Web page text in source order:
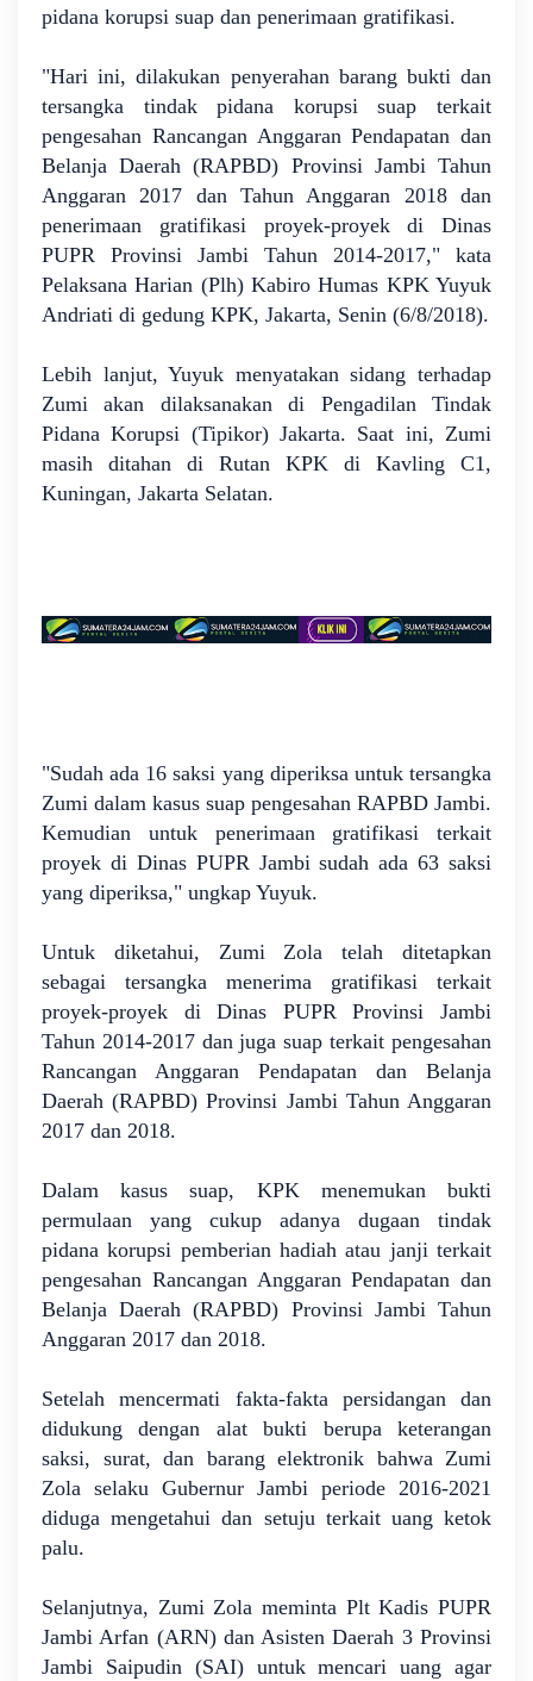
pidana korupsi suap dan penerimaan gratifikasi.
"Hari ini, dilakukan penyerahan barang bukti dan
tersangka tindak pidana korupsi suap terkait
pengesahan Rancangan Anggaran Pendapatan dan
Belanja Daerah (RAPBD) Provinsi Jambi Tahun
Anggaran 2017 dan Tahun Anggaran 2018 dan
penerimaan gratifikasi proyek-proyek di Dinas
PUPR Provinsi Jambi Tahun 2014-2017," kata
Pelaksana Harian (Plh) Kabiro Humas KPK Yuyuk
Andriati di gedung KPK, Jakarta, Senin (6/8/2018).
Lebih lanjut, Yuyuk menyatakan sidang terhadap
Zumi akan dilaksanakan di Pengadilan Tindak
Pidana Korupsi (Tipikor) Jakarta. Saat ini, Zumi
masih ditahan di Rutan KPK di Kavling C1,
Kuningan, Jakarta Selatan.
"Sudah ada 16 saksi yang diperiksa untuk tersangka
Zumi dalam kasus suap pengesahan RAPBD Jambi.
Kemudian untuk penerimaan gratifikasi terkait
proyek di Dinas PUPR Jambi sudah ada 63 saksi
yang diperiksa," ungkap Yuyuk.
Untuk diketahui, Zumi Zola telah ditetapkan
sebagai tersangka menerima gratifikasi terkait
proyek-proyek di Dinas PUPR Provinsi Jambi
Tahun 2014-2017 dan juga suap terkait pengesahan
Rancangan Anggaran Pendapatan dan Belanja
Daerah (RAPBD) Provinsi Jambi Tahun Anggaran
2017 dan 2018.
Dalam kasus suap, KPK menemukan bukti
permulaan yang cukup adanya dugaan tindak
pidana korupsi pemberian hadiah atau janji terkait
pengesahan Rancangan Anggaran Pendapatan dan
Belanja Daerah (RAPBD) Provinsi Jambi Tahun
Anggaran 2017 dan 2018.
Setelah mencermati fakta-fakta persidangan dan
didukung dengan alat bukti berupa keterangan
saksi, surat, dan barang elektronik bahwa Zumi
Zola selaku Gubernur Jambi periode 2016-2021
diduga mengetahui dan setuju terkait uang ketok
palu.
Selanjutnya, Zumi Zola meminta Plt Kadis PUPR
Jambi Arfan (ARN) dan Asisten Daerah 3 Provinsi
Jambi Saipudin (SAI) untuk mencari uang agar